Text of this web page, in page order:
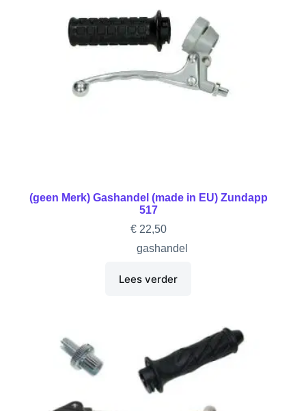
(geen Merk) Gashandel (made in EU) Zundapp
517
€22,50
gashandel
Lees verder